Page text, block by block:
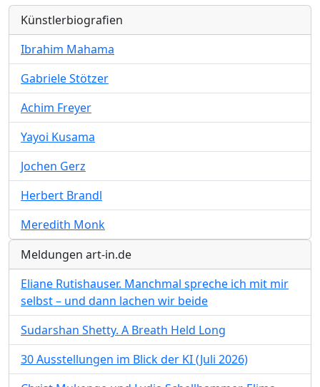
Künstlerbiografien
Ibrahim Mahama
Gabriele Stötzer
Achim Freyer
Yayoi Kusama
Jochen Gerz
Herbert Brandl
Meredith Monk
Meldungen art-in.de
Eliane Rutishauser. Manchmal spreche ich mit mir
selbst – und dann lachen wir beide
Sudarshan Shetty. A Breath Held Long
30 Ausstellungen im Blick der KI (Juli 2026)